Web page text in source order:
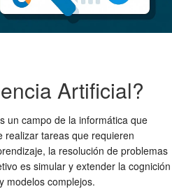
Artificial?
un campo de la informática que
realizar tareas que requieren
la resolución de problemas
es simular y extender la cognición
modelos complejos.